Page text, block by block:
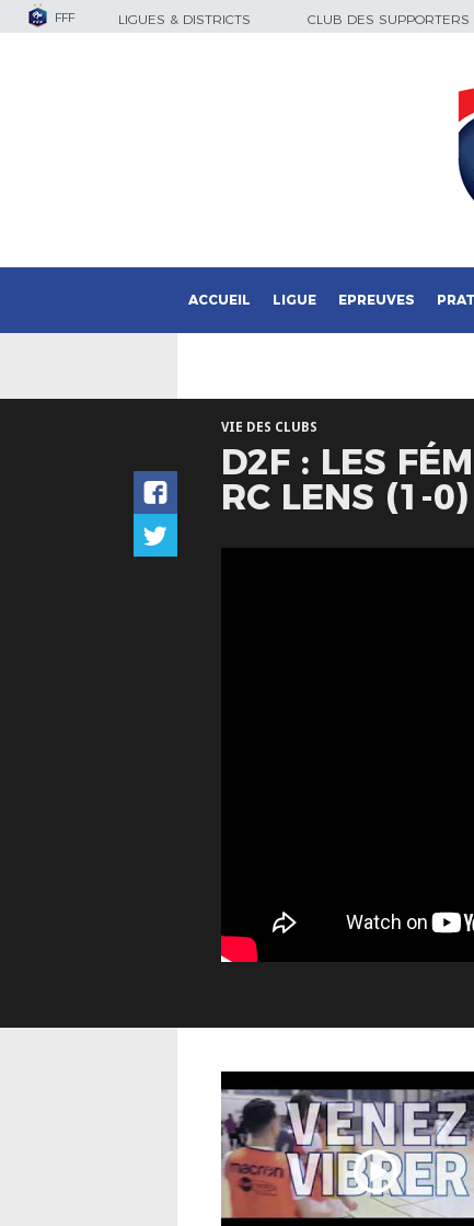
FFF LIGUES & DISTRICTS CLUB DES SUPPORTERS
ACCUEIL LIGUE EPREUVES
VIE DES CLUBS
D2F : LES
RC LENS (1-0)